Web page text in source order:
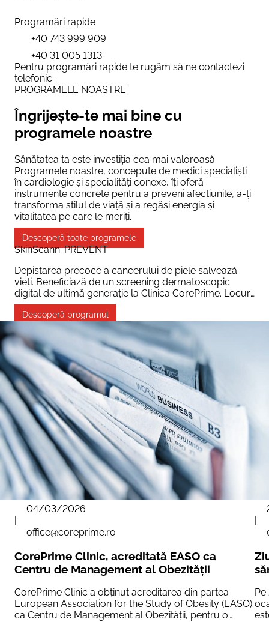
Programări rapide
+40 743 999 909
+40 31 005 1313
Pentru programări rapide te rugăm să ne contactezi
telefonic.
PROGRAMELE NOASTRE
Îngrijește-te mai bine cu
programele noastre
Sănătatea ta este investiția cea mai valoroasă.
Programele noastre, concepute de medici specialiști
în cardiologie și specialități conexe, îți oferă
instrumente concrete pentru a preveni afecțiunile, a-ți
transforma stilul de viață și a regăsi energia și
vitalitatea pe care le meriți.
Descoperă toate programele
SkinScann-PREVENT
Depistarea precoce a cancerului de piele salvează
vieți. Beneficiază de un screening dermatoscopic
digital de ultimă generație la Clinica CorePrime. Locuri
disponibile pentru persoanele fără istoric d
Descoperă programul
04/03/2026
|
office@coreprime.ro
CorePrime Clinic, acreditată EASO ca
Centru de Management al Obezității
CorePrime Clinic a obținut acreditarea din partea
European Association for the Study of Obesity (EASO)
ca Centru de Management al Obezității, pentru o
|